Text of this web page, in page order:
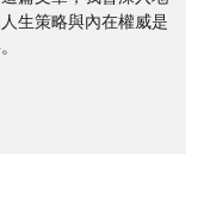
生策略與內在權威是